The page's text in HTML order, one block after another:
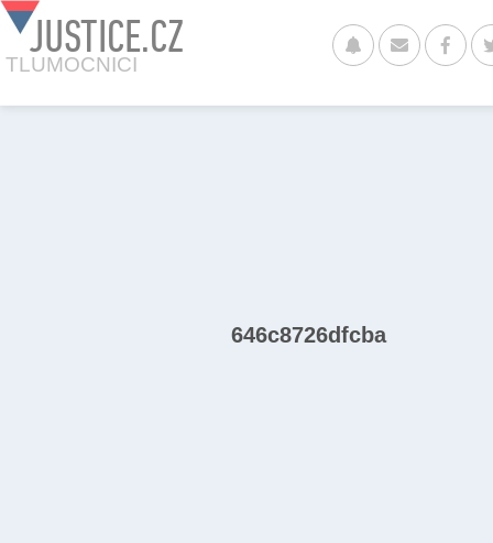
JUSTICE.CZ
TLUMOCNICI
646c8726dfcba